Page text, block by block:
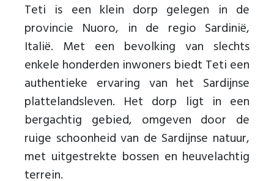
Teti is een klein dorp gelegen in de
provincie Nuoro, in de regio Sardinië,
Italië. Met een bevolking van slechts
enkele honderden inwoners biedt Teti een
authentieke ervaring van het Sardijnse
plattelandsleven. Het dorp ligt in een
bergachtig gebied, omgeven door de
ruige schoonheid van de Sardijnse natuur,
met uitgestrekte bossen en heuvelachtig
terrein.